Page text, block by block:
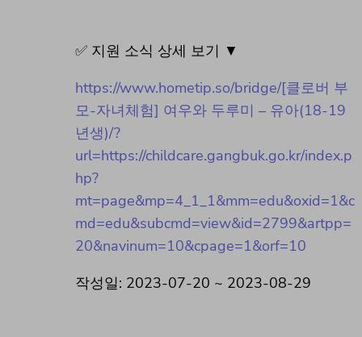
✅ 지원 소식 상세 보기 ▼
https://www.hometip.so/bridge/[클로버 부
모-자녀체험] 여우와 두루미 – 유아(18-19
년생)/?
url=https://childcare.gangbuk.go.kr/index.p
hp?
mt=page&mp=4_1_1&mm=edu&oxid=1&c
md=edu&subcmd=view&id=2799&artpp=
20&navinum=10&cpage=1&orf=10
작성일: 2023-07-20 ~ 2023-08-29